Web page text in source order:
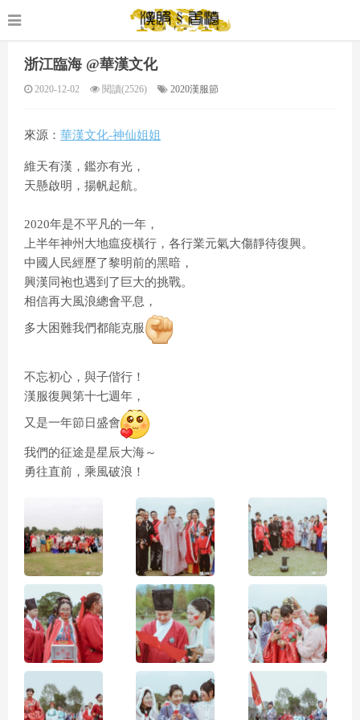
浙江臨海 @華漢文化
2020-12-02 閱讀(2526) 2020漢服節
來源： 華漢文化-神仙姐姐
維天有漢，鑑亦有光，
天懸啟明，揚帆起航。
2020年是不平凡的一年，
上半年神州大地瘟疫橫行，各行業元氣大傷靜待復興。
中國人民經歷了黎明前的黑暗，
興漢同袍也遇到了巨大的挑戰。
相信再大風浪總會平息，
多大困難我們都能克服
不忘初心，與子偕行！
漢服復興第十七週年，
又是一年節日盛會
我們的征途是星辰大海～
勇往直前，乘風破浪！